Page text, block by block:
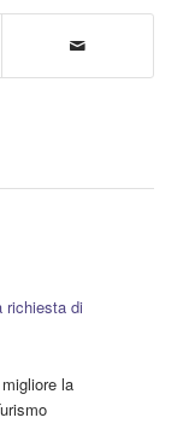
richiesta di
la